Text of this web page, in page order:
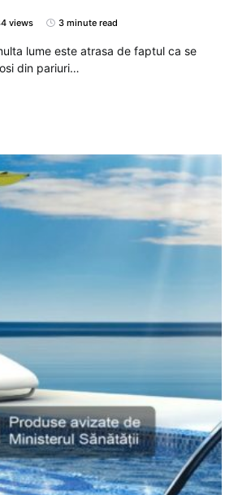
views 3 minute read
lume este atrasa de faptul ca se
din pariuri…